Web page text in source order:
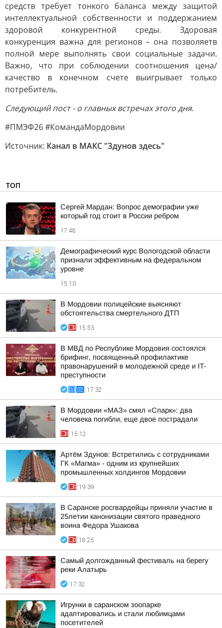
средств требует тонкого баланса между защитой
интеллектуальной собственности и поддержанием
здоровой конкурентной среды. Здоровая
конкуренция важна для регионов – она позволяетв
полной мере выполнять свои социальные задачи.
Важно, что при соблюдении соотношения цена/
качество в конечном счете выигрывает только
потребитель.
Следующий пост - о главных встречах этого дня.
#ПМЭФ26 #КомандаМордовии
Источник: Канал в МАКС "Здунов здесь"
ТОП
Сергей Мардан: Вопрос демографии уже
который год стоит в России ребром
17:48
Демографический курс Вологодской области
признали эффективным на федеральном
уровне
15:10
В Мордовии полицейские выясняют
обстоятельства смертельного ДТП
15:53
В МВД по Республике Мордовия состоялся
брифинг, посвященный профилактике
правонарушений в молодежной среде и IT-
преступности
17:32
В Мордовии «МАЗ» смял «Спарк»: два
человека погибли, еще двое пострадали
15:12
Артём Здунов: Встретились с сотрудниками
ГК «Магма» - одним из крупнейших
промышленных холдингов Мордовии
19:39
В Саранске росгвардейцы приняли участие в
25летии канонизации святого праведного
воина Федора Ушакова
18:25
Самый долгожданный фестиваль на берегу
реки Алатырь
17:32
Игрунки в саранском зоопарке
адаптировались и стали любимцами
посетителей